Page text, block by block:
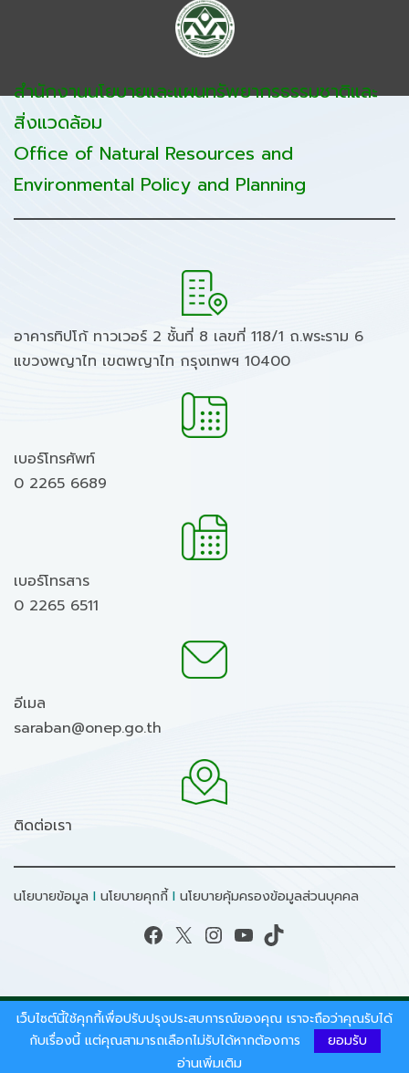
สำนักงานนโยบายและแผนทรัพยากรธรรมชาติและ
สิ่งแวดล้อม
Office of Natural Resources and
Environmental Policy and Planning
อาคารทิปโก้ ทาวเวอร์ 2 ชั้นที่ 8 เลขที่ 118/1 ถ.พระราม 6
แขวงพญาไท เขตพญาไท กรุงเทพฯ 10400
เบอร์โทรศัพท์
0 2265 6689
เบอร์โทรสาร
0 2265 6511
อีเมล
saraban@onep.go.th
ติดต่อเรา
นโยบายข้อมูล I นโยบายคุกกี้ I นโยบายคุ้มครองข้อมูลส่วนบุคคล
Facebook X Instagram YouTube TikTok
สงวนลิขสิทธิ์ © 2026 - สำนักงานนโยบายและแผน
ทรัพยากรธรรมชาติและสิ่งแวดล้อม.
เว็บไซต์นี้ใช้คุกกี้เพื่อปรับปรุงประสบการณ์ของคุณ เราจะถือว่าคุณรับได้
กับเรื่องนี้ แต่คุณสามารถเลือกไม่รับได้หากต้องการ
ยอมรับ
อ่านเพิ่มเติม